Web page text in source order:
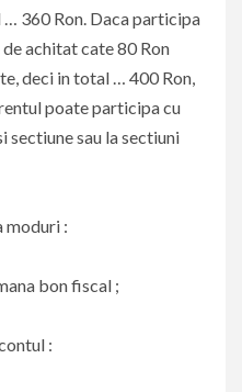
360 Ron. Daca participa
de achitat cate 80 Ron
deci in total … 400 Ron,
poate participa cu
sectiune sau la sectiuni
moduri :
bon fiscal ;
: